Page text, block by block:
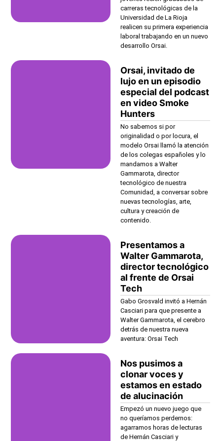
carreras tecnológicas de la
Universidad de La Rioja
realicen su primera experiencia
laboral trabajando en un nuevo
desarrollo Orsai.
Orsai, invitado de
lujo en un episodio
especial del podcast
en video Smoke
Hunters
No sabemos si por
originalidad o por locura, el
modelo Orsai llamó la atención
de los colegas españoles y lo
mandamos a Walter
Gammarota, director
tecnológico de nuestra
Comunidad, a conversar sobre
nuevas tecnologías, arte,
cultura y creación de
contenido.
Presentamos a
Walter Gammarota,
director tecnológico
al frente de Orsai
Tech
Gabo Grosvald invitó a Hernán
Casciari para que presente a
Walter Gammarota, el cerebro
detrás de nuestra nueva
aventura: Orsai Tech
Nos pusimos a
clonar voces y
estamos en estado
de alucinación
Empezó un nuevo juego que
no queríamos perdernos:
agarramos horas de lecturas
de Hernán Casciari y